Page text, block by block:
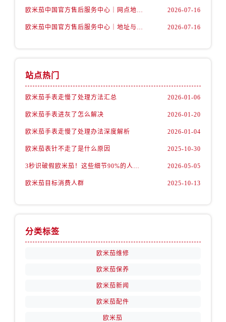
欧米茄中国官方售后服务中心｜网点地址和官方热线权威信息通知（2026年7月最新） 2026-07-16
欧米茄中国官方售后服务中心｜地址与24小时服务电话权威信息公告（2026年7月最新） 2026-07-16
站点热门
欧米茄手表走慢了处理方法汇总 2026-01-06
欧米茄手表进灰了怎么解决 2026-01-20
欧米茄手表走慢了处理办法深度解析 2026-01-04
欧米茄表针不走了是什么原因 2025-10-30
3秒识破假欧米茄！这些细节90%的人都忽略了 2026-05-05
欧米茄目标消费人群 2025-10-13
分类标签
欧米茄维修
欧米茄保养
欧米茄新闻
欧米茄配件
欧米茄